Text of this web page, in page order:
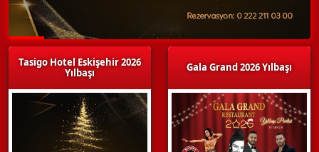
Tasigo Hotel Eskişehir 2026
Yılbaşı
Gala Grand 2026 Yılbaşı